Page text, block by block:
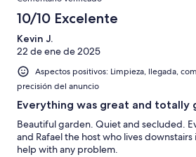
10/10 Excelente
Kevin J.
22 de ene de 2025
Aspectos positivos: Limpieza, llegada,
precisión del anuncio
Everything was great and totally
Beautiful garden. Quiet and secluded.
and Rafael the host who lives downstairs
help with any problem.